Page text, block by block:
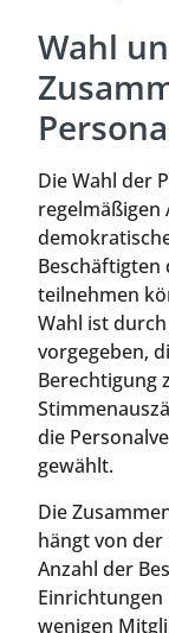
Wahl
Die Wahl der
regelmäßigen
Beschäftigten
teilnehmen
Wahl ist
vorgegeben,
Berechtigung
die
gewählt.
Die
hängt von
Anzahl der
wenigen